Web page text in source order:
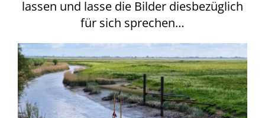
lassen und lasse die Bilder diesbezüglich
für sich sprechen…